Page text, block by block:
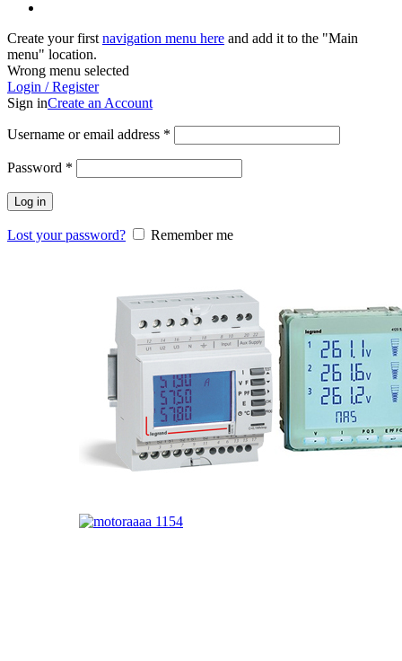
Create your first navigation menu here and add it to the "Main
menu" location.
Wrong menu selected
Login / Register
Sign inCreate an Account
Username or email address *
Password *
Log in
Lost your password? Remember me